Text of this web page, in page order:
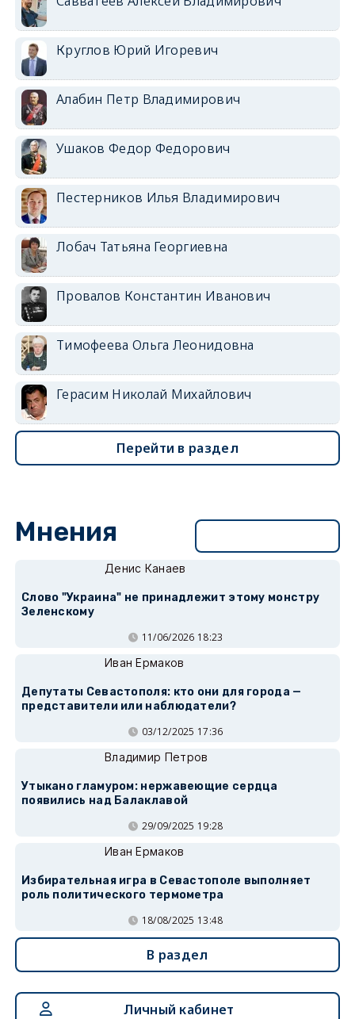
Круглов Юрий Игоревич
Алабин Петр Владимирович
Ушаков Федор Федорович
Пестерников Илья Владимирович
Лобач Татьяна Георгиевна
Провалов Константин Иванович
Тимофеева Ольга Леонидовна
Герасим Николай Михайлович
Перейти в раздел
Мнения
Денис Канаев
Слово "Украина" не принадлежит этому монстру
Зеленскому
11/06/2026 18:23
Иван Ермаков
Депутаты Севастополя: кто они для города —
представители или наблюдатели?
03/12/2025 17:36
Владимир Петров
Утыкано гламуром: нержавеющие сердца
появились над Балаклавой
29/09/2025 19:28
Иван Ермаков
Избирательная игра в Севастополе выполняет
роль политического термометра
18/08/2025 13:48
В раздел
Личный кабинет